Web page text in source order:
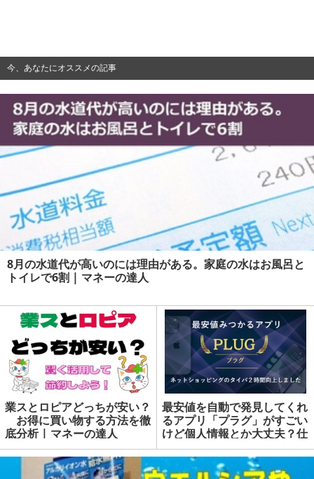
今、あなたにオススメの記事
8月の水道代が高いのには理由がある。家庭の水はお風呂と
トイレで6割 | マネーの達人
業スとロピアどっちが安い？
お得に買い物する方法を徹
底分析 | マネーの達人
最安値を自動で発見してくれ
るアプリ「プラグ」がすごい
けど個人情報とか大丈夫？仕
組みと使い方を詳しく紹介 |
マネーの達人